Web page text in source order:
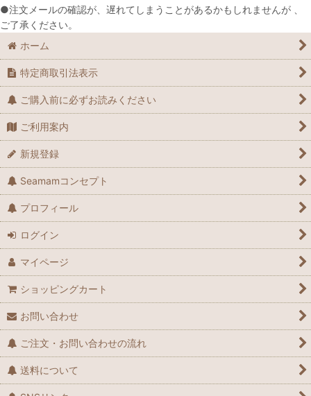
●注文メールの確認が、遅れてしまうことがあるかもしれませんが 、
ご了承ください。
ホーム
特定商取引法表示
ご購入前に必ずお読みください
ご利用案内
新規登録
Seamamコンセプト
プロフィール
ログイン
マイページ
ショッピングカート
お問い合わせ
ご注文・お問い合わせの流れ
送料について